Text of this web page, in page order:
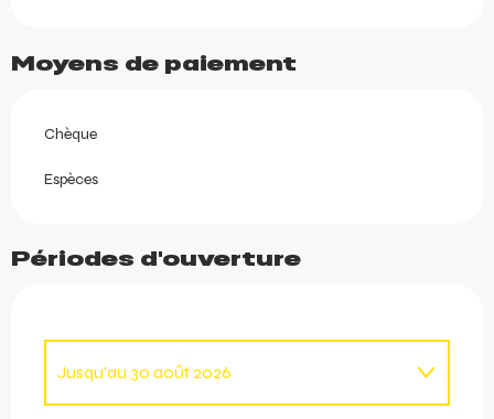
Moyens de paiement
Chèque
Espèces
Périodes d'ouverture
Jusqu'au 30 août 2026